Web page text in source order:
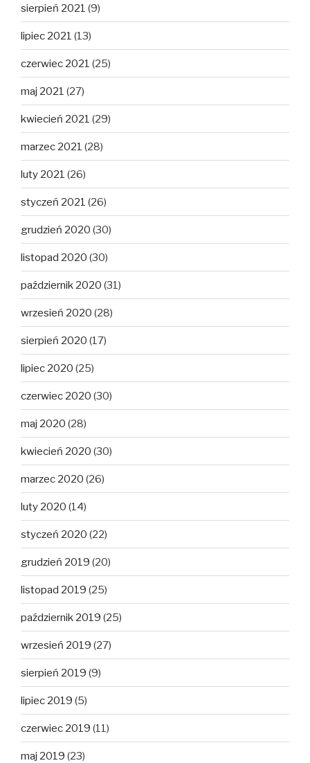
sierpień 2021 (9)
lipiec 2021 (13)
czerwiec 2021 (25)
maj 2021 (27)
kwiecień 2021 (29)
marzec 2021 (28)
luty 2021 (26)
styczeń 2021 (26)
grudzień 2020 (30)
listopad 2020 (30)
październik 2020 (31)
wrzesień 2020 (28)
sierpień 2020 (17)
lipiec 2020 (25)
czerwiec 2020 (30)
maj 2020 (28)
kwiecień 2020 (30)
marzec 2020 (26)
luty 2020 (14)
styczeń 2020 (22)
grudzień 2019 (20)
listopad 2019 (25)
październik 2019 (25)
wrzesień 2019 (27)
sierpień 2019 (9)
lipiec 2019 (5)
czerwiec 2019 (11)
maj 2019 (23)